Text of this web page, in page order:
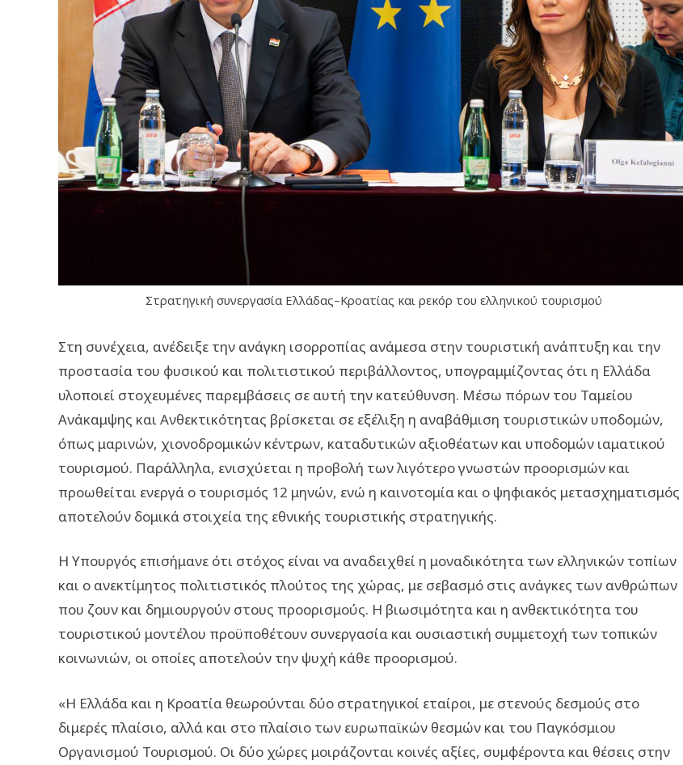
Στρατηγική συνεργασία Ελλάδας–Κροατίας και ρεκόρ του ελληνικού τουρισμού
Στη συνέχεια, ανέδειξε την ανάγκη ισορροπίας ανάμεσα στην τουριστική ανάπτυξη και την
προστασία του φυσικού και πολιτιστικού περιβάλλοντος, υπογραμμίζοντας ότι η Ελλάδα
υλοποιεί στοχευμένες παρεμβάσεις σε αυτή την κατεύθυνση. Μέσω πόρων του Ταμείου
Ανάκαμψης και Ανθεκτικότητας βρίσκεται σε εξέλιξη η αναβάθμιση τουριστικών υποδομών,
όπως μαρινών, χιονοδρομικών κέντρων, καταδυτικών αξιοθέατων και υποδομών ιαματικού
τουρισμού. Παράλληλα, ενισχύεται η προβολή των λιγότερο γνωστών προορισμών και
προωθείται ενεργά ο τουρισμός 12 μηνών, ενώ η καινοτομία και ο ψηφιακός μετασχηματισμός
αποτελούν δομικά στοιχεία της εθνικής τουριστικής στρατηγικής.
Η Υπουργός επισήμανε ότι στόχος είναι να αναδειχθεί η μοναδικότητα των ελληνικών τοπίων
και ο ανεκτίμητος πολιτιστικός πλούτος της χώρας, με σεβασμό στις ανάγκες των ανθρώπων
που ζουν και δημιουργούν στους προορισμούς. Η βιωσιμότητα και η ανθεκτικότητα του
τουριστικού μοντέλου προϋποθέτουν συνεργασία και ουσιαστική συμμετοχή των τοπικών
κοινωνιών, οι οποίες αποτελούν την ψυχή κάθε προορισμού.
«Η Ελλάδα και η Κροατία θεωρούνται δύο στρατηγικοί εταίροι, με στενούς δεσμούς στο
διμερές πλαίσιο, αλλά και στο πλαίσιο των ευρωπαϊκών θεσμών και του Παγκόσμιου
Οργανισμού Τουρισμού. Οι δύο χώρες μοιράζονται κοινές αξίες, συμφέροντα και θέσεις στην